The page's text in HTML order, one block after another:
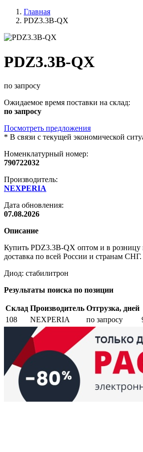
Главная
PDZ3.3B-QX
PDZ3.3B-QX
по запросу
Ожидаемое время поставки на склад:
по запросу
Посмотреть предложения
* В связи с текущей экономической
Номенклатурный номер:
790722032
Производитель:
NEXPERIA
Дата обновления:
07.08.2026
Описание
Купить PDZ3.3B-QX оптом и в розницу
доставка по всей России и странам СНГ.
Диод: стабилитрон
Результаты поиска по позиции
Склад Производитель Отгрузка, дней
108
NEXPERIA по запросу